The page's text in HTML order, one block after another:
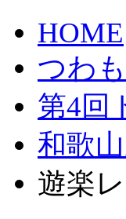
HOME
つわ
第4回
和歌
遊楽